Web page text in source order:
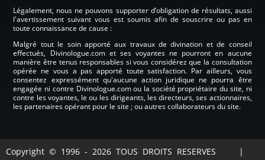
Légalement, nous ne pouvons supporter d’obligation de résultats, aussi
l'avertissement suivant vous est soumis afin de souscrire ou pas en
toute connaissance de cause :
Malgré tout le soin apporté aux travaux de divination et de conseil
effectués, Divinologue.com et ses voyantes ne pourront en aucune
manière être tenus responsables si vous considérez que la consultation
opérée ne vous a pas apporté toute satisfaction. Par ailleurs, vous
consentez expressément qu'aucune action juridique ne pourra être
engagée ni contre Divinologue.com ou la société propriétaire du site, ni
contre les voyantes, le ou les dirigeants, les directeurs, ses actionnaires,
les partenaires opérant pour le site ; ou autres collaborateurs du site.
Copyright © 1996 - 2026 TOUS DROITS RESERVES |